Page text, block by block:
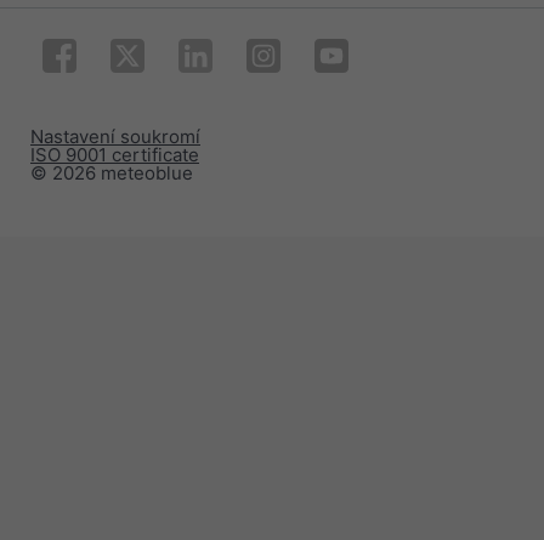
© 2026 meteoblue
ISO 9001 certificate
Nastavení soukromí